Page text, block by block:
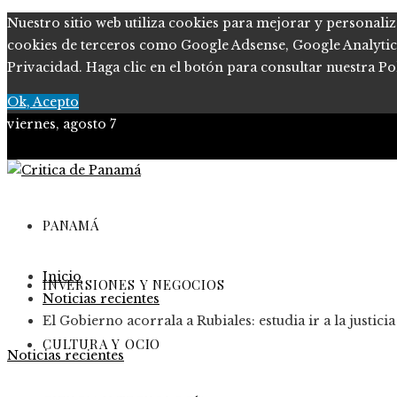
Nuestro sitio web utiliza cookies para mejorar y
cookies de terceros como Google Adsense, Google
Privacidad. Haga clic en el botón para consultar nuestra
Ok, Acepto
viernes, agosto 7
PANAMÁ
INVERSIONES Y NEGOCIOS
CULTURA Y OCIO
Inicio
Noticias recientes
El Gobierno acorrala a Rubiales: estudia ir a la
Noticias recientes